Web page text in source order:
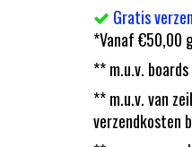
Gratis
*Vanaf €50,00
** m.u.v. boards
** m.u.v. van
verzendkosten